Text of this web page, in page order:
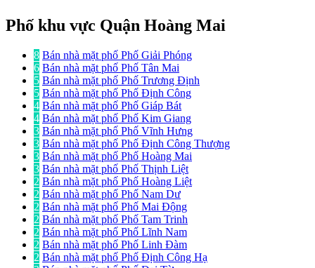
Phố khu vực Quận Hoàng Mai
8 Bán nhà mặt phố Phố Giải Phóng
6 Bán nhà mặt phố Phố Tân Mai
5 Bán nhà mặt phố Phố Trương Định
5 Bán nhà mặt phố Phố Định Công
4 Bán nhà mặt phố Phố Giáp Bát
4 Bán nhà mặt phố Phố Kim Giang
3 Bán nhà mặt phố Phố Vĩnh Hưng
3 Bán nhà mặt phố Phố Định Công Thượng
3 Bán nhà mặt phố Phố Hoàng Mai
3 Bán nhà mặt phố Phố Thịnh Liệt
2 Bán nhà mặt phố Phố Hoàng Liệt
2 Bán nhà mặt phố Phố Nam Dư
2 Bán nhà mặt phố Phố Mai Động
2 Bán nhà mặt phố Phố Tam Trinh
2 Bán nhà mặt phố Phố Lĩnh Nam
2 Bán nhà mặt phố Phố Linh Đàm
2 Bán nhà mặt phố Phố Định Công Hạ